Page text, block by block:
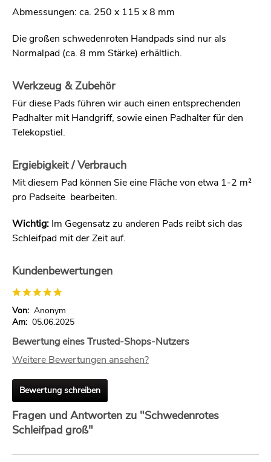
Abmessungen: ca. 250 x 115 x 8 mm
Die großen schwedenroten Handpads sind nur als
Normalpad (ca. 8 mm Stärke) erhältlich.
Werkzeug & Zubehör
Für diese Pads führen wir auch einen entsprechenden
Padhalter mit Handgriff, sowie einen Padhalter für den
Telekopstiel.
Ergiebigkeit / Verbrauch
Mit diesem Pad können Sie eine Fläche von etwa 1-2 m²
pro Padseite bearbeiten.
Wichtig: Im Gegensatz zu anderen Pads reibt sich das
Schleifpad mit der Zeit auf.
Kundenbewertungen
Von: Anonym
Am: 05.06.2025
Bewertung eines Trusted-Shops-Nutzers
Weitere Bewertungen ansehen?
Bewertung schreiben
Fragen und Antworten zu "Schwedenrotes
Schleifpad groß"